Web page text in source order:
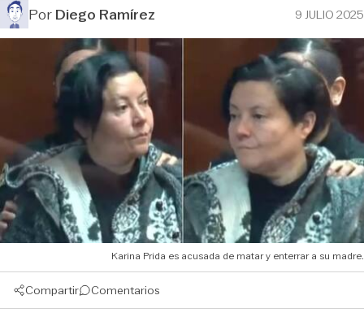
PorDiego Ramírez 9 JULIO 2025
Karina Prida es acusada de matar y enterrar a su madre.
Compartir Comentarios